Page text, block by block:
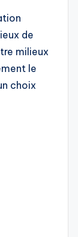
de
milieux
le
choix